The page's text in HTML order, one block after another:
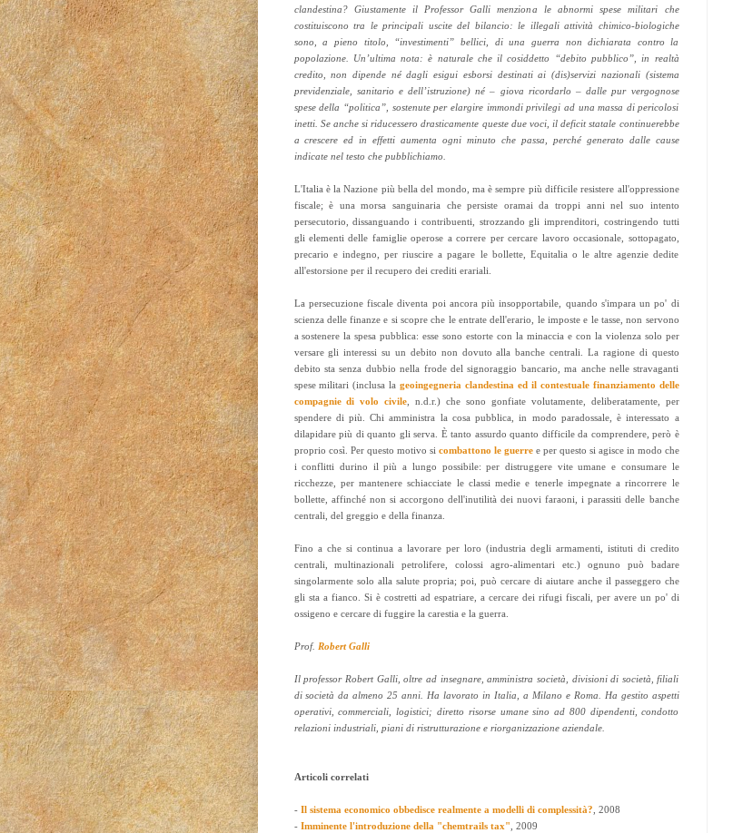
clandestina? Giustamente il Professor Galli menziona le abnormi spese militari che
costituiscono tra le principali uscite del bilancio: le illegali attività chimico-biologiche
sono, a pieno titolo, “investimenti” bellici, di una guerra non dichiarata contro la
popolazione. Un’ultima nota: è naturale che il cosiddetto “debito pubblico”, in realtà
credito, non dipende né dagli esigui esborsi destinati ai (dis)servizi nazionali (sistema
previdenziale, sanitario e dell’istruzione) né – giova ricordarlo – dalle pur vergognose
spese della “politica”, sostenute per elargire immondi privilegi ad una massa di pericolosi
inetti. Se anche si riducessero drasticamente queste due voci, ildeficit statale continuerebbe
a crescere ed in effetti aumenta ogni minuto che passa, perché generato dalle cause
indicate nel testo che pubblichiamo.
L'Italia è la Nazione più bella del mondo, ma è sempre più difficile resistere all'oppressione
fiscale; è una morsa sanguinaria che persiste oramai da troppi anni nel suo intento
persecutorio, dissanguando i contribuenti, strozzando gli imprenditori, costringendo tutti
gli elementi delle famiglie operose a correre per cercare lavoro occasionale, sottopagato,
precario e indegno, per riuscire a pagare le bollette, Equitalia o le altre agenzie dedite
all'estorsione per il recupero dei crediti erariali.
La persecuzione fiscale diventa poi ancora più insopportabile, quando s'impara un po' di
scienza delle finanze e si scopre che le entrate dell'erario, le imposte e le tasse, non servono
a sostenere la spesa pubblica: esse sono estorte con la minaccia e con la violenza solo per
versare gli interessi su un debito non dovuto alla banche centrali. La ragione di questo
debito sta senza dubbio nella frode del signoraggio bancario, ma anche nelle stravaganti
spese militari (inclusa lageoingegneria clandestina ed il contestuale finanziamento delle
compagnie di volo civile , n.d.r.) che sono gonfiate volutamente, deliberatamente, per
spendere di più. Chi amministra la cosa pubblica, in modo paradossale, è interessato a
dilapidare più di quanto gli serva. È tanto assurdo quanto difficile da comprendere, però è
proprio così. Per questo motivo si combattono le guerree per questo si agisce in modo che
i conflitti durino il più a lungo possibile: per distruggere vite umane e consumare le
ricchezze, per mantenere schiacciate le classi medie e tenerle impegnate a rincorrere le
bollette, affinché non si accorgono dell'inutilità dei nuovi faraoni, i parassiti delle banche
centrali, del greggio e della finanza.
Fino a che si continua a lavorare per loro (industria degli armamenti, istituti di credito
centrali, multinazionali petrolifere, colossi agro-alimentari etc.) ognuno può badare
singolarmente solo alla salute propria; poi, può cercare di aiutare anche il passeggero che
gli sta a fianco. Si è costretti ad espatriare, a cercare dei rifugi fiscali, per avere un po' di
ossigeno e cercare di fuggire la carestia e la guerra.
Prof. Robert Galli
Il professor Robert Galli, oltre ad insegnare, amministra società, divisioni di società, filiali
di società da almeno 25 anni. Ha lavorato in Italia, a Milano e Roma. Ha gestito aspetti
operativi, commerciali, logistici; diretto risorse umane sino ad 800 dipendenti, condotto
relazioni industriali, piani di ristrutturazione e riorganizzazione aziendale.
Articoli correlati
- Il sistema economico obbedisce realmente a modelli di complessità? , 2008
- Imminente l'introduzione della "chemtrails tax" , 2009